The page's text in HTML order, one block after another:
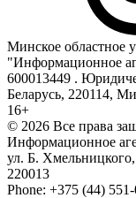
Минское областное
"Информационное
600013449 .
Беларусь, 220114,
16+
© 2026 Все права
Информационное
ул. Б.
220013
Phone: +375 (44)